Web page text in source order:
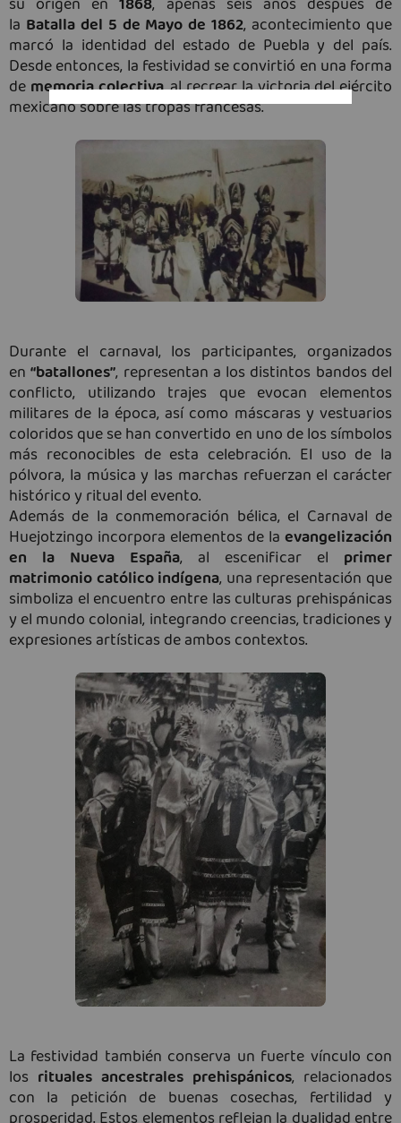
su origen en1868, apenas seis años después de
la Batalla del 5 de Mayo de 1862, acontecimiento que
marcó la identidad del estado de Puebla y del país.
Desde entonces, la festividad se convirtió en una forma
dememoria colectiva, al recrear la victoria del ejército
mexicano sobre las tropas francesas.
Durante el carnaval, los participantes, organizados
en“batallones”, representan a los distintos bandos del
conflicto, utilizando trajes que evocan elementos
militares de la época, así como máscaras y vestuarios
coloridos que se han convertido en uno de los símbolos
más reconocibles de esta celebración. El uso de la
pólvora, la música y las marchas refuerzan el carácter
histórico y ritual del evento.
Además de la conmemoración bélica, el Carnaval de
Huejotzingo incorpora elementos de laevangelización
en la Nueva España, al escenificar el primer
matrimonio católico indígena, una representación que
simboliza el encuentro entre las culturas prehispánicas
y el mundo colonial, integrando creencias, tradiciones y
expresiones artísticas de ambos contextos.
La festividad también conserva un fuerte vínculo con
los rituales ancestrales prehispánicos, relacionados
con la petición de buenas cosechas, fertilidad y